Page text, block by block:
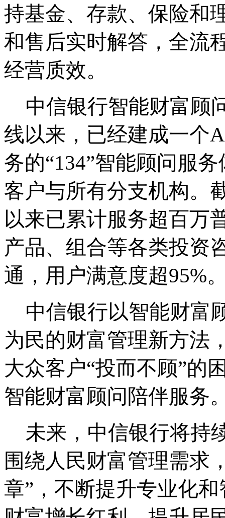
持基金、存款、保险和
和售后实时解答，全流
经营质效。
中信银行智能财富顾
线以来 ， 已经建成一个
务的“134”智能顾问服
客户与所有分支机构。
以来已累计服务超百万
产品、组合等各类投资
通，用户满意度超95%
中信银行以智能财富
为民的财富管理新方法
大众客户“投而不顾”的
智能财富顾问陪伴服务
未来，中信银行将持
围绕人民财富管理需求
章”，不断提升专业化